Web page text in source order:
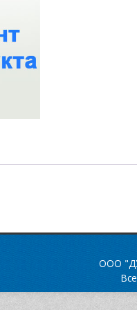
ООО